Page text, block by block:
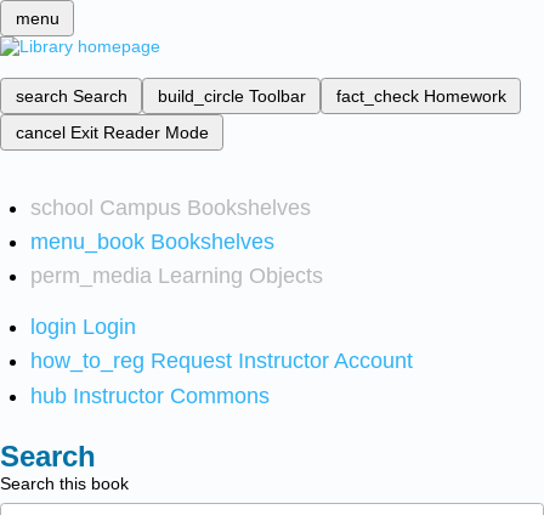
menu
search Search build_circle Toolbar fact_check Homework
cancel Exit Reader Mode
school Campus Bookshelves
menu_book Bookshelves
perm_media Learning Objects
login Login
how_to_reg Request Instructor Account
hub Instructor Commons
Search
Search this book